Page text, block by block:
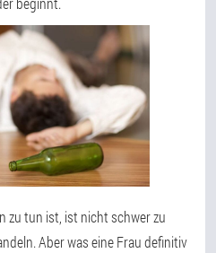
zu tun ist, ist nicht schwer zu
Aber was eine Frau definitiv